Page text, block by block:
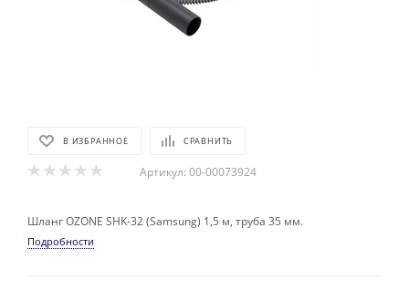
В ИЗБРАННОЕ СРАВНИТЬ
Артикул: 00-00073924
Шланг OZONE SHK-32 (Samsung) 1,5 м, труба 35 мм.
Подробности